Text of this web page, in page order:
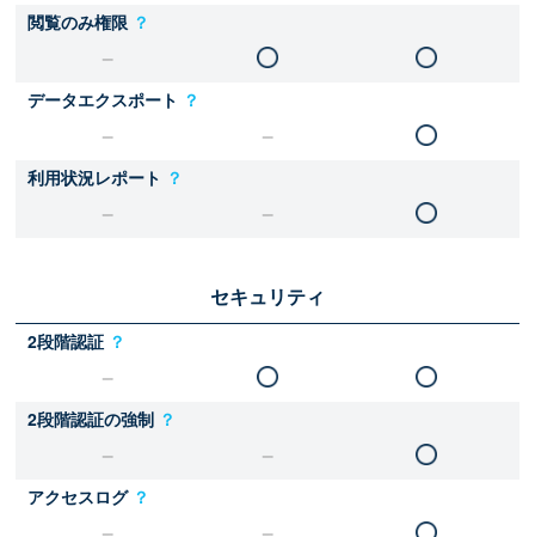
閲覧のみ権限 ？
データエクスポート ？
利用状況レポート ？
セキュリティ
2段階認証 ？
2段階認証の強制 ？
アクセスログ ？